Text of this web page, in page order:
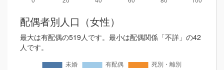
配偶者別人口（女性）
最大は有配偶の519人です。最小は配偶関係「不詳」の42
人です。